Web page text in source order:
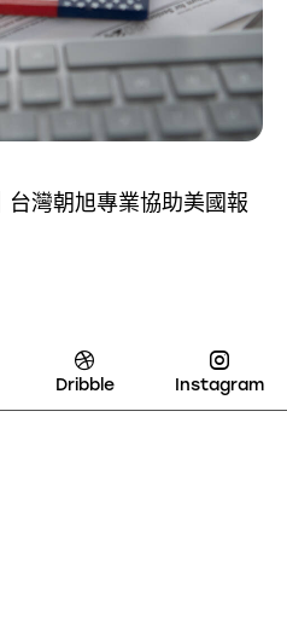
灣朝旭專業協助美國報
Dribble Instagram